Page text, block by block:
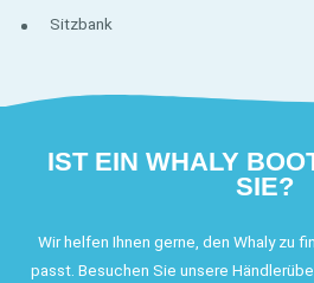
Sitzbank
IST EIN WHALY
SIE?
Wir helfen Ihnen gerne, den Whaly zu
passt. Besuchen Sie unsere